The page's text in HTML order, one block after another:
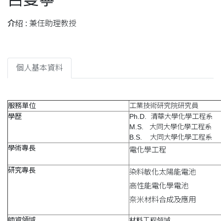
介绍 : 兼任助理教授
個人基本資料
服務單位
工業技術研究院研究員
學歷
Ph.D. 清華大學化學工程系
M.S. 大同大學化學工程系
B.S. 大同大學化學工程系
學術專長
電化學工程
研究專長
染料敏化太陽能電池
高性能電化學電池
奈米材料合成及應用